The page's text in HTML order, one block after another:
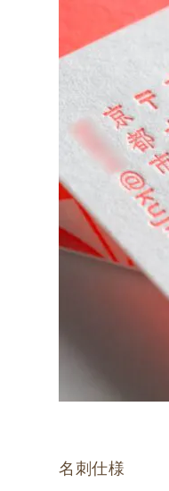
名刺仕様